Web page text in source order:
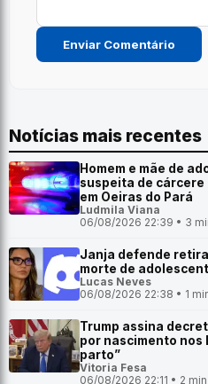
Notícias mais recentes
Homem e mãe de
suspeita de cárcere
em Oeiras do Pará
Ludmila Viana
06/08/2026 22:39 • 3
Janja defende
morte de
Lucas Neves
06/08/2026 22:38 • 1
Trump assina
por nascimento nos
parto”
Vitoria Fesa
06/08/2026 22:11 • 2 min